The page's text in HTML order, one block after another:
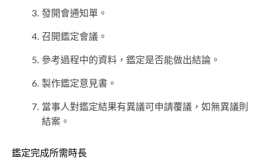
發開會通知單。
召開鑑定會議。
參考過程中的資料，鑑定是否能做出結論。
製作鑑定意見書。
當事人對鑑定結果有異議可申請覆議，如無異議則
結案。
鑑定完成所需時長